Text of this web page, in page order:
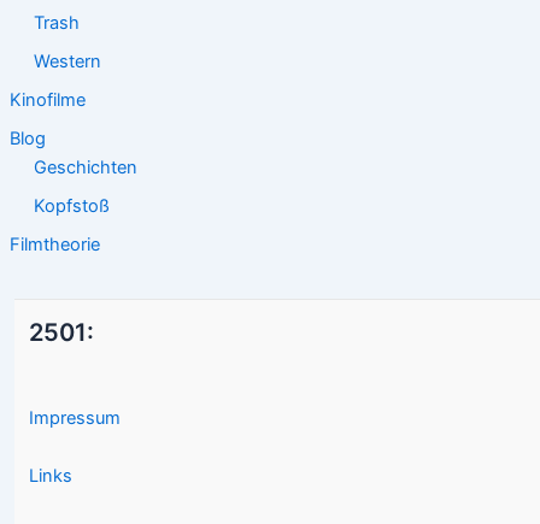
Trash
Western
Kinofilme
Blog
Geschichten
Kopfstoß
Filmtheorie
2501:
Impressum
Links